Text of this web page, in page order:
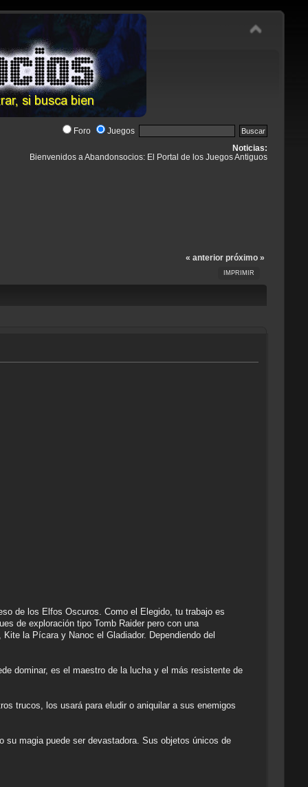
Foro Juegos
Noticias:
Bienvenidos a Abandonsocios: El Portal de los Juegos Antiguos
« anterior próximo »
IMPRIMIR
de los Elfos Oscuros. Como el Elegido, tu trabajo es
de exploración tipo Tomb Raider pero con una
la Pícara y Nanoc el Gladiador. Dependiendo del
dominar, es el maestro de la lucha y el más resistente de
trucos, los usará para eludir o aniquilar a sus enemigos
magia puede ser devastadora. Sus objetos únicos de